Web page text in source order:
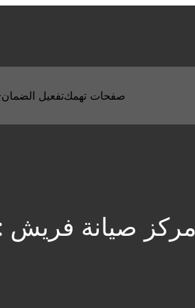
تفعيل الضمانصفحات تهمك
مركز صيانة فريش